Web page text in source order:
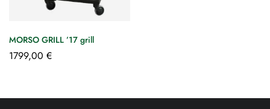
MORSO GRILL ’17 grill
1799,00 €